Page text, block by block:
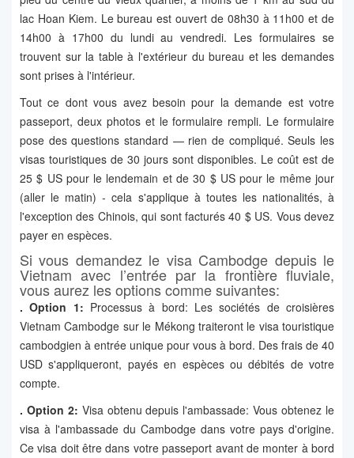
lac Hoan Kiem. Le bureau est ouvert de 08h30 à 11h00 et de
14h00 à 17h00 du lundi au vendredi. Les formulaires se
trouvent sur la table à l'extérieur du bureau et les demandes
sont prises à l'intérieur.
Tout ce dont vous avez besoin pour la demande est votre
passeport, deux photos et le formulaire rempli. Le formulaire
pose des questions standard — rien de compliqué. Seuls les
visas touristiques de 30 jours sont disponibles. Le coût est de
25 $ US pour le lendemain et de 30 $ US pour le même jour
(aller le matin) - cela s'applique à toutes les nationalités, à
l'exception des Chinois, qui sont facturés 40 $ US. Vous devez
payer en espèces.
Si vous demandez le visa Cambodge depuis le
Vietnam avec l’entrée par la frontière fluviale,
vous aurez les options comme suivantes:
. Option 1: Processus à bord: Les sociétés de croisières
Vietnam Cambodge sur le Mékong traiteront le visa touristique
cambodgien à entrée unique pour vous à bord. Des frais de 40
USD s'appliqueront, payés en espèces ou débités de votre
compte.
. Option 2: Visa obtenu depuis l'ambassade: Vous obtenez le
visa à l'ambassade du Cambodge dans votre pays d'origine.
Ce visa doit être dans votre passeport avant de monter à bord